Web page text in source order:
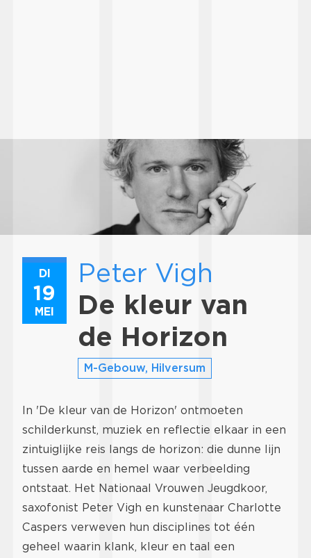
DI
19
MEI
Peter Vigh
De kleur van
de Horizon
M-Gebouw, Hilversum
In 'De kleur van de Horizon' ontmoeten
schilderkunst, muziek en reflectie elkaar in een
zintuiglijke reis langs de horizon: die dunne lijn
tussen aarde en hemel waar verbeelding
ontstaat. Het Nationaal Vrouwen Jeugdkoor,
saxofonist Peter Vigh en kunstenaar Charlotte
Caspers verweven hun disciplines tot één
geheel waarin klank, kleur en taal een